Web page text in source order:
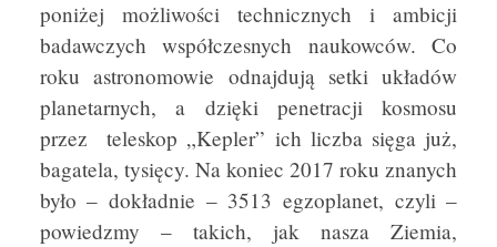
poniżej możliwości technicznych i ambicji
badawczych współczesnych naukowców. Co
roku astronomowie odnajdują setki układów
planetarnych, a dzięki penetracji kosmosu
przez teleskop „Kepler” ich liczba sięga już,
bagatela, tysięcy. Na koniec 2017 roku znanych
było – dokładnie – 3513 egzoplanet, czyli –
powiedzmy – takich, jak nasza Ziemia,